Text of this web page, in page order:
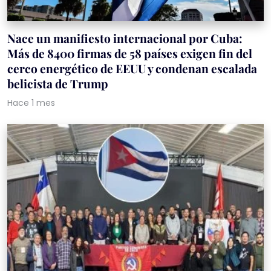
Nace un manifiesto internacional por Cuba:
Más de 8400 firmas de 58 países exigen fin del
cerco energético de EEUU y condenan escalada
belicista de Trump
Hace 1 mes